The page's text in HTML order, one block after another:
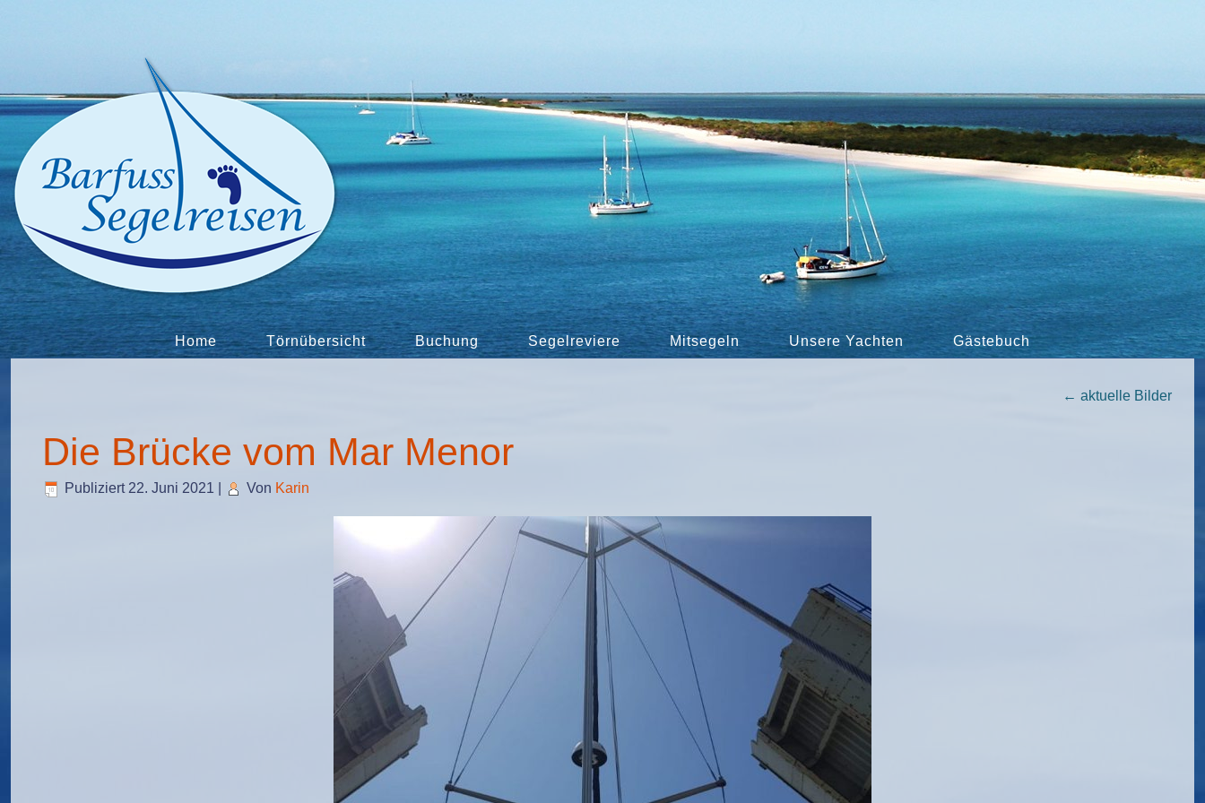
Home Törnübersicht Buchung Segelreviere Mitsegeln Unsere Yachten Gästebuch
← aktuelle Bilder
Die Brücke vom Mar Menor
Publiziert 22. Juni 2021 Von Karin